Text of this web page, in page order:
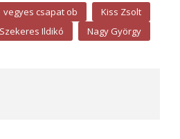
vegyes csapat ob
Kiss Zsolt
Szekeres Ildikó Nagy György